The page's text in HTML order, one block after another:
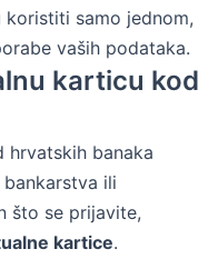
koristiti samo jednom,
vaših podataka.
karticu kod
hrvatskih banaka
ili
što se prijavite,
kartice.